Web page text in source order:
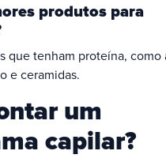
produtos para
que tenham proteína, como
e ceramidas.
um
capilar?